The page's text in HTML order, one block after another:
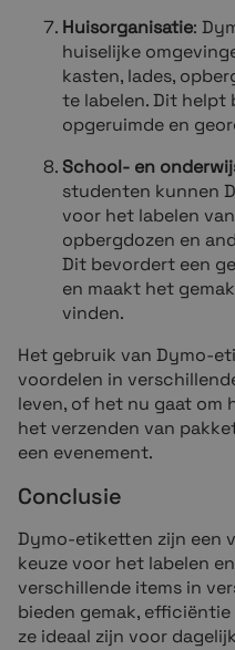
Huisorganisatie:
huiselijke
kasten, lades,
te labelen. Dit helpt
opgeruimde en
School- en
studenten kunnen
voor het labelen
opbergdozen en
Dit bevordert een
en maakt het
vinden.
Het gebruik van Dymo-
voordelen in
leven, of het nu gaat om
het verzenden van
een evenement.
Conclusie
Dymo-etiketten zijn een
keuze voor het labelen
verschillende items in
bieden gemak,
ze ideaal zijn voor